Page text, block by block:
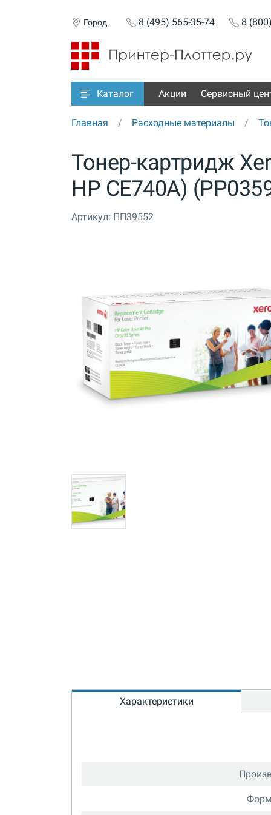
Город 8 (495) 565-35-74 8
Каталог Акции Сервисный
Главная Расходные материалы
Тонер-картридж
HP CE740A)
Артикул: ПП39552
Характеристики